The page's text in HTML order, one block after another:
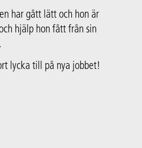
har gått lätt och hon är
hjälp hon fått från sin
lycka till på nya jobbet!